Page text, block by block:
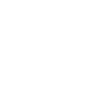
di secondo livello